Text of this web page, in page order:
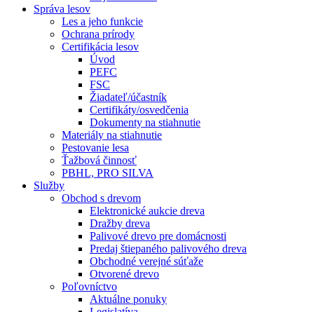
Správa lesov
Les a jeho funkcie
Ochrana prírody
Certifikácia lesov
Úvod
PEFC
FSC
Žiadateľ/účastník
Certifikáty/osvedčenia
Dokumenty na stiahnutie
Materiály na stiahnutie
Pestovanie lesa
Ťažbová činnosť
PBHL, PRO SILVA
Služby
Obchod s drevom
Elektronické aukcie dreva
Dražby dreva
Palivové drevo pre domácnosti
Predaj štiepaného palivového dreva
Obchodné verejné súťaže
Otvorené drevo
Poľovníctvo
Aktuálne ponuky